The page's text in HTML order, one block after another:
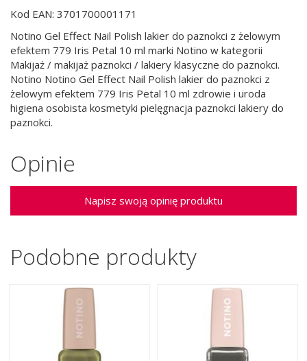
Kod EAN: 3701700001171
Notino Gel Effect Nail Polish lakier do paznokci z żelowym
efektem 779 Iris Petal 10 ml marki Notino w kategorii
Makijaż / makijaż paznokci / lakiery klasyczne do paznokci.
Notino Notino Gel Effect Nail Polish lakier do paznokci z
żelowym efektem 779 Iris Petal 10 ml zdrowie i uroda
higiena osobista kosmetyki pielęgnacja paznokci lakiery do
paznokci.
Opinie
Napisz swoją opinię produktu
Podobne produkty